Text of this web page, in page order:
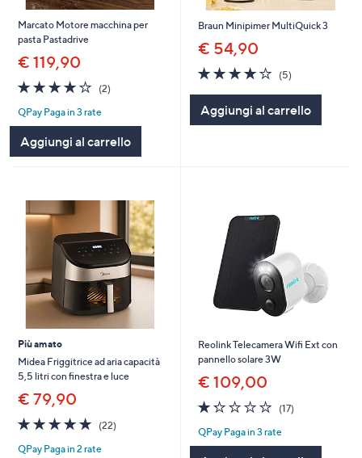
Marcato Motore macchina per
pasta Pastadrive
€ 119,90
4.0
of
5
Stars
(2)2
QPay Paga in 3 rate
Aggiungi al carrello
Braun Minipimer MultiQuick 3
€ 54,90
4.2
of
Stars
(5)5
Aggiungi al carrello
Più amato
Midea Friggitrice ad aria capacità
5,5 litri con finestra e luce
€ 79,90
4.9
of
5
(22)22
QPay Paga in 2 rate
Reolink Telecamera Wifi Ext con
pannello solare 3W
€ 109,00
1.2
of
5
Stars
(17)17
QPay Paga in 3 rate